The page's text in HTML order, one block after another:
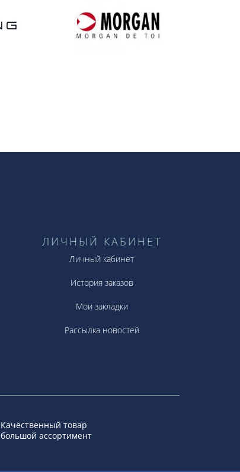
ЛИЧНЫЙ КАБИНЕТ
Личный кабинет
История заказов
Мои закладки
Рассылка новостей
Качественный товар
большой ассортимент